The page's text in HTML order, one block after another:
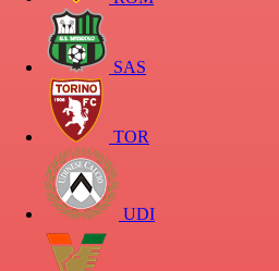
SAS
TOR
UDI